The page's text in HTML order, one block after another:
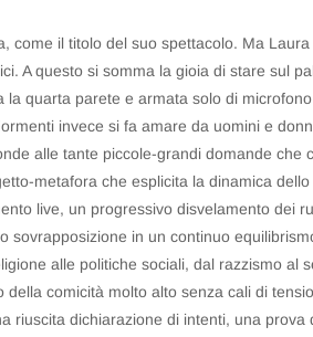
come il titolo del suo spettacolo. Ma
A questo si somma la gioia di stare sul
quarta parete e armata solo di
invece si fa amare da uomini e
alle tante piccole-grandi domande
metafora che esplicita la dinamica
live, un progressivo disvelamento dei
sovrapposizione in un continuo
alle politiche sociali, dal razzismo al
della comicità molto alto senza cali di
riuscita dichiarazione di intenti, una